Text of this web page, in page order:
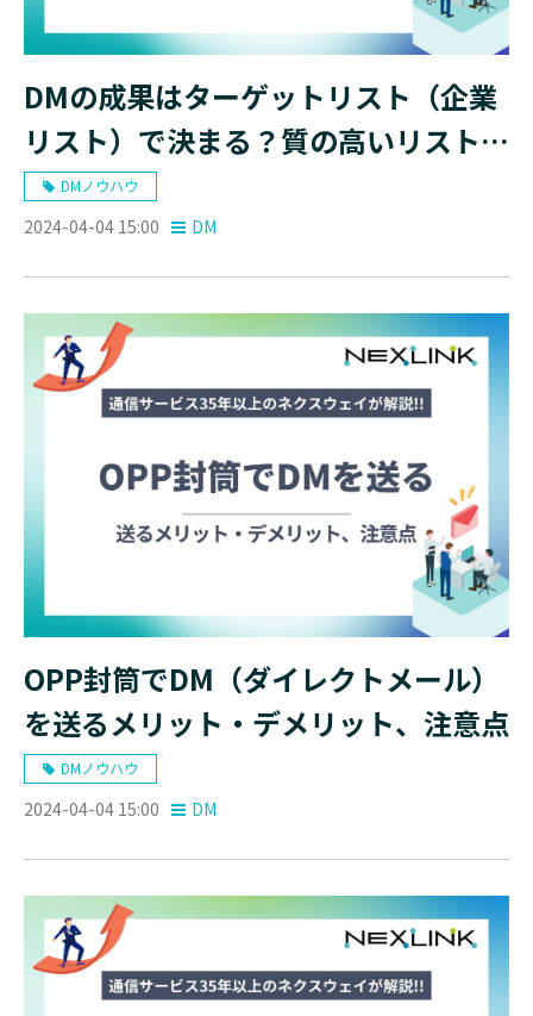
DMの成果はターゲットリスト（企業
リスト）で決まる？質の高いリストの
作り方
DMノウハウ
2024-04-04 15:00 DM
OPP封筒でDM（ダイレクトメール）
を送るメリット・デメリット、注意点
DMノウハウ
2024-04-04 15:00 DM